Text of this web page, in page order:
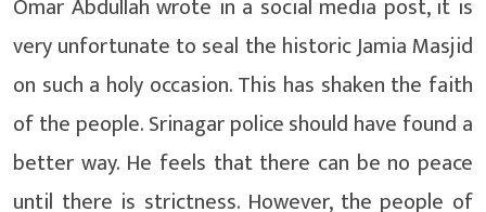
very unfortunate to seal the historic Jamia Masjid
on such a holy occasion. This has shaken the faith
of the people. Srinagar police should have found a
better way. He feels that there can be no peace
until there is strictness. However, the people of